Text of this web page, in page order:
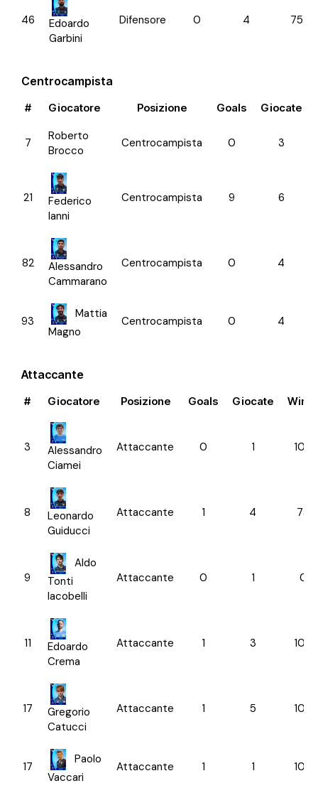
46
Edoardo
Garbini
Difensore 0 4
Centrocampista
# Giocatore Posizione Goals Giocate
7
Roberto
Brocco
Centrocampista 0 3
21
Federico
Ianni
Centrocampista 9 6
82
Alessandro
Cammarano
Centrocampista 0 4
93
Mattia
Magno
Centrocampista 0 4
Attaccante
# Giocatore Posizione Goals Giocate Win
3
Alessandro
Ciamei
Attaccante 0 1
8
Leonardo
Guiducci
Attaccante 1 4
9
Aldo
Tonti
Iacobelli
Attaccante 0 1
11
Edoardo
Crema
Attaccante 1 3
17
Gregorio
Catucci
Attaccante 1 5
17
Paolo
Vaccari
Attaccante 1 1